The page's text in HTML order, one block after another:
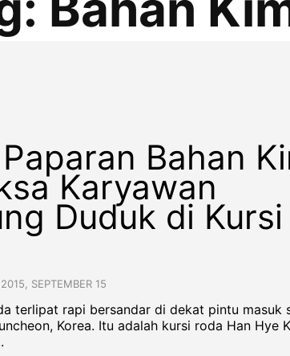
Bahan
Karyawan
Duduk di Kursi
2015, SEPTEMBER 15
terlipat rapi bersandar di dekat pintu masuk
Korea. Itu adalah kursi roda Han Hye